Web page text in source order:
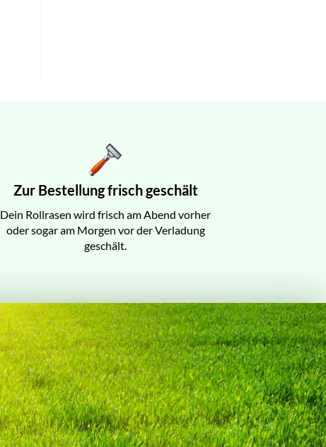
Zur Bestellung frisch geschält
Dein Rollrasen wird frisch am Abend vorher
oder sogar am Morgen vor der Verladung
geschält.